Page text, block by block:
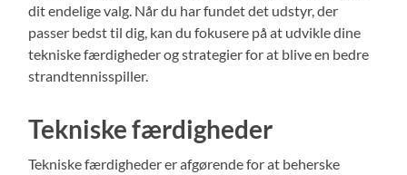
dit endelige valg. Når du har fundet det udstyr, der
passer bedst til dig, kan du fokusere på at udvikle dine
tekniske færdigheder og strategier for at blive en bedre
strandtennisspiller.
Tekniske færdigheder
Tekniske færdigheder er afgørende for at beherske